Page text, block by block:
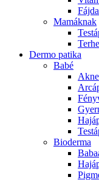
Mamáknak
Dermo patika
Babé
Akne
Bioderma